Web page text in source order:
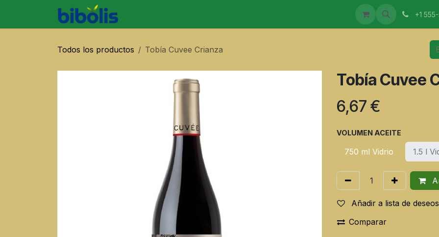
MAESTROS ELABORADORES EVENTOS
+1
Todos los productos Tobía Cuvee Crianza
Tobía Cuvee
6,67 €
VOLUMEN ACEITE
750 ml Vidrio 1.5 l
Añadir a lista de deseos
Comparar